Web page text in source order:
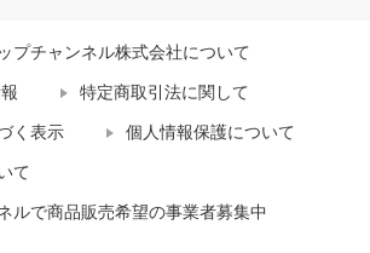
プチャンネル株式会社について
特定商取引法に関して
く表示 個人情報保護について
て
ルで商品販売希望の事業者募集中